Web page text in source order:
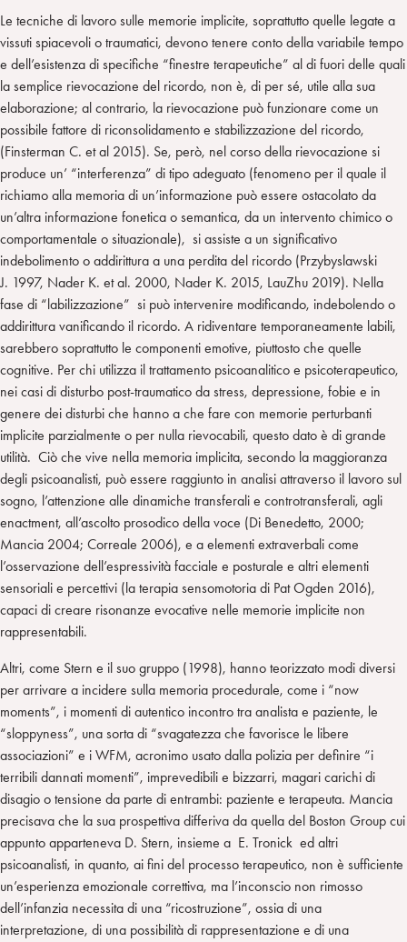
Le tecniche di lavoro sulle memorie implicite, soprattutto quelle legate a
vissuti spiacevoli o traumatici, devono tenere conto della variabile tempo
e dell’esistenza di specifiche “finestre terapeutiche” al di fuori delle quali
la semplice rievocazione del ricordo, non è, di per sé, utile alla sua
elaborazione; al contrario, la rievocazione può funzionare come un
possibile fattore di riconsolidamento e stabilizzazione del ricordo,
(Finsterman C. et al 2015). Se, però, nel corso della rievocazione si
produce un’ “interferenza” di tipo adeguato (fenomeno per il quale il
richiamo alla memoria di un’informazione può essere ostacolato da
un’altra informazione fonetica o semantica, da un intervento chimico o
comportamentale o situazionale), si assiste a un significativo
indebolimento o addirittura a una perdita del ricordo (Przybyslawski
J. 1997, Nader K. et al. 2000, Nader K. 2015, LauZhu 2019). Nella
fase di “labilizzazione” si può intervenire modificando, indebolendo o
addirittura vanificando il ricordo. A ridiventare temporaneamente labili,
sarebbero soprattutto le componenti emotive, piuttosto che quelle
cognitive. Per chi utilizza il trattamento psicoanalitico e psicoterapeutico,
nei casi di disturbo post-traumatico da stress, depressione, fobie e in
genere dei disturbi che hanno a che fare con memorie perturbanti
implicite parzialmente o per nulla rievocabili, questo dato è di grande
utilità. Ciò che vive nella memoria implicita, secondo la maggioranza
degli psicoanalisti, può essere raggiunto in analisi attraverso il lavoro sul
sogno, l’attenzione alle dinamiche transferali e controtransferali, agli
enactment, all’ascolto prosodico della voce (Di Benedetto, 2000;
Mancia 2004; Correale 2006), e a elementi extraverbali come
l’osservazione dell’espressività facciale e posturale e altri elementi
sensoriali e percettivi (la terapia sensomotoria di Pat Ogden 2016),
capaci di creare risonanze evocative nelle memorie implicite non
rappresentabili.
Altri, come Stern e il suo gruppo (1998), hanno teorizzato modi diversi
per arrivare a incidere sulla memoria procedurale, come i “now
moments”, i momenti di autentico incontro tra analista e paziente, le
“sloppyness”, una sorta di “svagatezza che favorisce le libere
associazioni” e i WFM, acronimo usato dalla polizia per definire “i
terribili dannati momenti”, imprevedibili e bizzarri, magari carichi di
disagio o tensione da parte di entrambi: paziente e terapeuta. Mancia
precisava che la sua prospettiva differiva da quella del Boston Group cui
appunto apparteneva D. Stern, insieme a E. Tronick ed altri
psicoanalisti, in quanto, ai fini del processo terapeutico, non è sufficiente
un’esperienza emozionale correttiva, ma l’inconscio non rimosso
dell’infanzia necessita di una “ricostruzione”, ossia di una
interpretazione, di una possibilità di rappresentazione e di una